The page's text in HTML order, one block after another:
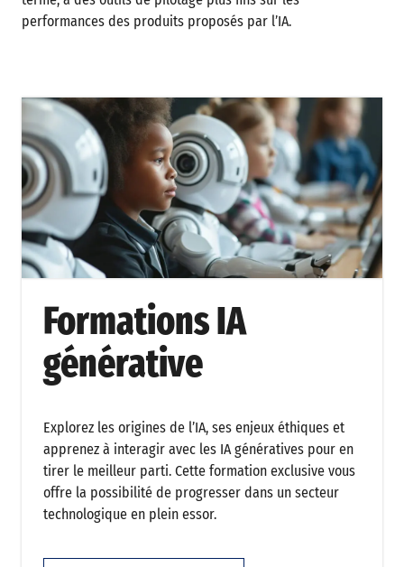
performances des produits proposés par l’IA.
Formations IA
générative
Explorez les origines de l’IA, ses enjeux éthiques et
apprenez à interagir avec les IA génératives pour en
tirer le meilleur parti. Cette formation exclusive vous
offre la possibilité de progresser dans un secteur
technologique en plein essor.